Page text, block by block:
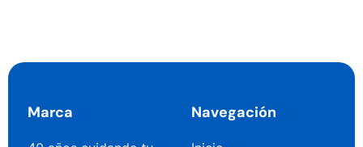
Marca Navegación